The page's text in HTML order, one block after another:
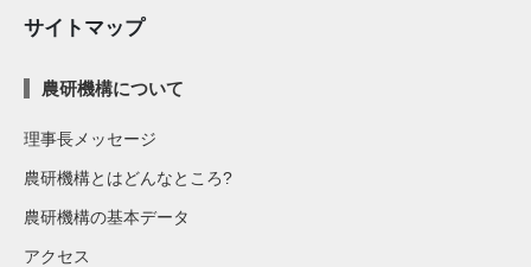
サイトマップ
農研機構について
理事長メッセージ
農研機構とはどんなところ?
農研機構の基本データ
アクセス